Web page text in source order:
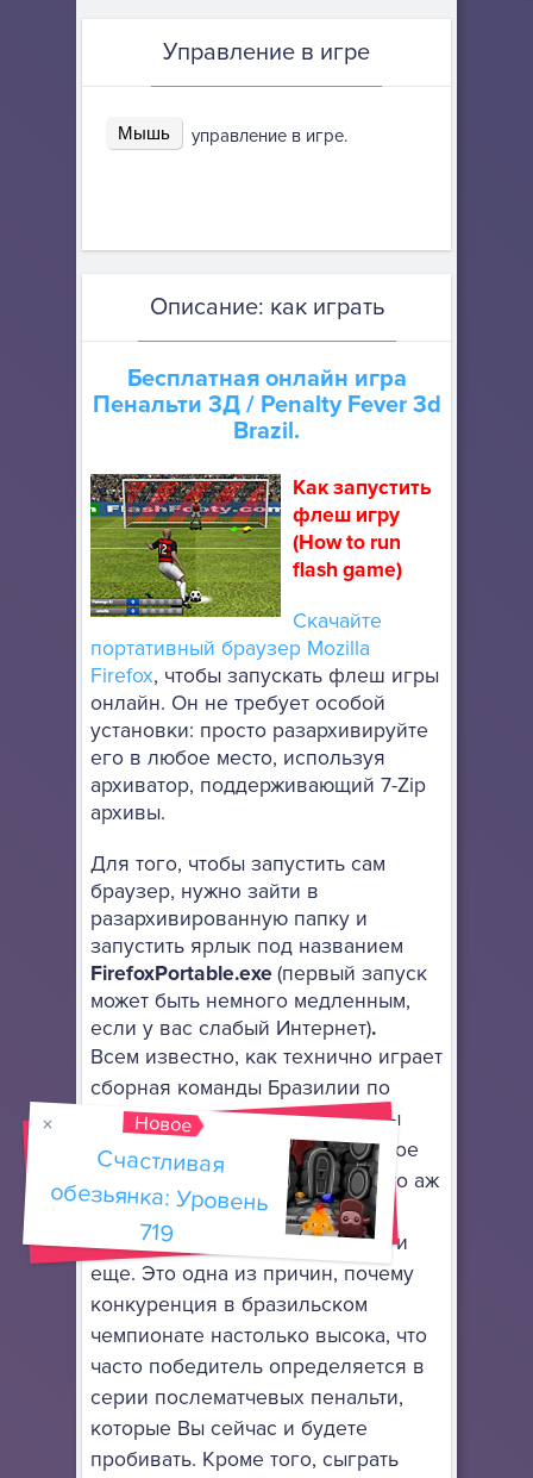
Управление в игре
Мышь управление в игре.
Описание: как играть
Бесплатная онлайн игра
Пенальти 3Д/ Penalty Fever 3d
Brazil.
Как запустить
флеш игру
(How to run
flash game)
Скачайте
портативный браузер Mozilla
Firefox, чтобы запускать флеш игры
онлайн. Он не требует особой
установки: просто разархивируйте
его в любое место, используя
архиватор, поддерживающий 7-Zip
архивы.
Для того, чтобы запустить сам
браузер, нужно зайти в
разархивированную папку и
запустить ярлык под названием
FirefoxPortable.exe(первый запуск
может быть немного медленным,
если у вас слабый Интернет).
Всем известно, как технично играет
сборная команды Бразилии по
футболу. Каждый член команды
может продемонстрировать такое
мастерство владения мячом, что аж
дух захватывает. Такие финты
можно и хочется смотреть еще и
еще. Это одна из причин, почему
конкуренция в бразильском
чемпионате настолько высока, что
часто победитель определяется в
серии послематчевых пенальти,
которые Вы сейчас и будете
пробивать. Кроме того, сыграть
Новое
Счастливая
обезьянка: Уровень
719